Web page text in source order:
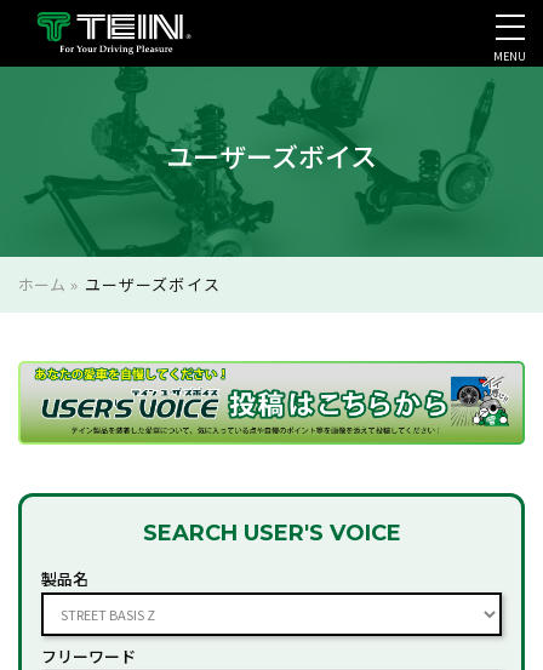
会社案内・採用・IR
MENU
ユーザーズボイス
ホーム » ユーザーズボイス
SEARCH USER'S VOICE
製品名
フリーワード